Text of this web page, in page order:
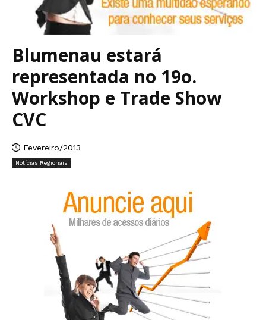
Blumenau estará
representada no 19o.
Workshop e Trade Show
CVC
Fevereiro/2013
Notícias Regionais